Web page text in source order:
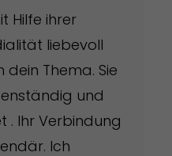
Hilfe ihrer
liebevoll
Thema. Sie
und
. Ihr Verbindung
Ich